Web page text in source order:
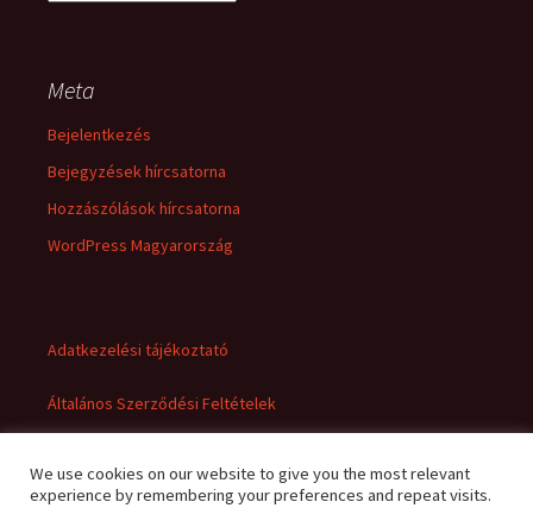
Meta
Bejelentkezés
Bejegyzések hírcsatorna
Hozzászólások hírcsatorna
WordPress Magyarország
Adatkezelési tájékoztató
Általános Szerződési Feltételek
We use cookies on our website to give you the most relevant
experience by remembering your preferences and repeat visits.